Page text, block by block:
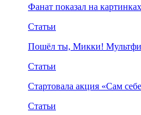
Фанат показал на
Статьи
Пошёл ты, Микки!
Статьи
Стартовала акция «Сам
Статьи